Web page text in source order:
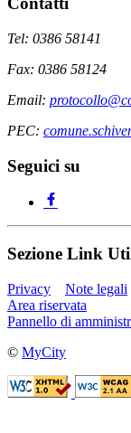
Tel: 0386 58141
Fax: 0386 58124
Email:
PEC:
Seguici su
Sezione Link
Privacy Note legali
Area riservata
Pannello di
© MyCity